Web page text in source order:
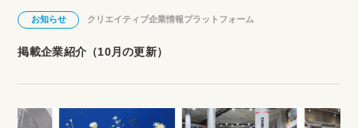
お知らせ クリエイティブ企業情報プラットフォーム
掲載企業紹介（10月の更新）